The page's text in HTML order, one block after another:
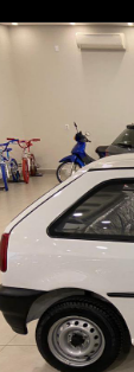
Opening